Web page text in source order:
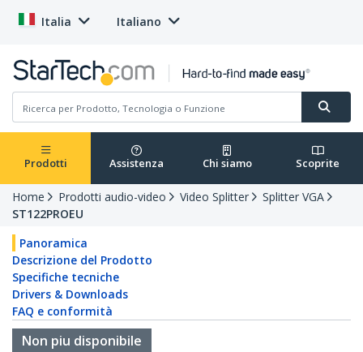
Italia Italiano
Prodotti Assistenza Chi siamo Scoprite
Home Prodotti audio-video Video Splitter
Splitter VGA
ST122PROEU
Panoramica
Descrizione del Prodotto
Specifiche tecniche
Drivers & Downloads
FAQ e conformità
Non piu disponibile